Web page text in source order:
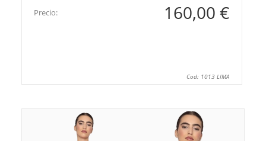
Precio: 160,00 €
Cod: 1013 LIMA